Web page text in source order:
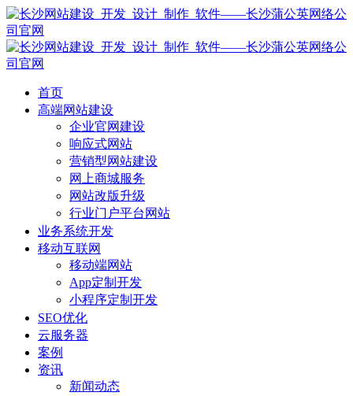
首页
高端网站建设
企业官网建设
响应式网站
营销型网站建设
网上商城服务
网站改版升级
行业门户平台网站
业务系统开发
移动互联网
移动端网站
App定制开发
小程序定制开发
SEO优化
云服务器
案例
资讯
新闻动态